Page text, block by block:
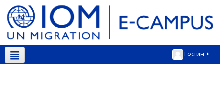
Гостин